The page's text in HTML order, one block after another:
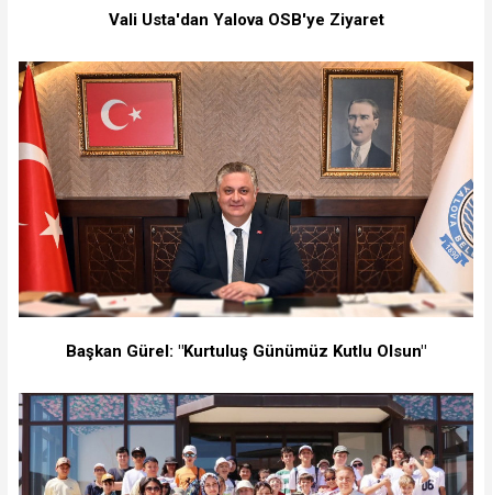
Vali Usta'dan Yalova OSB'ye Ziyaret
Başkan Gürel: "Kurtuluş Günümüz Kutlu Olsun"